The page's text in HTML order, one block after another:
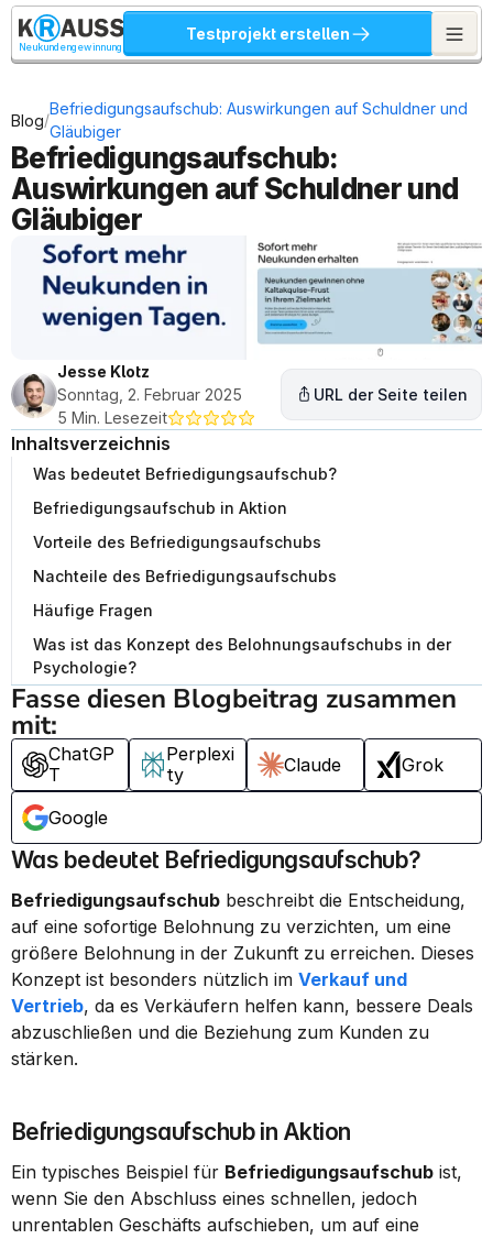
Neukundengewinnung
Testprojekt erstellen
Blog/
Befriedigungsaufschub: Auswirkungen auf Schuldner und
Gläubiger
Befriedigungsaufschub:
Auswirkungen auf Schuldner und
Gläubiger
Jesse Klotz
Sonntag, 2. Februar 2025
5 Min. Lesezeit
URL der Seite teilen
Inhaltsverzeichnis
Was bedeutet Befriedigungsaufschub?
Befriedigungsaufschub in Aktion
Vorteile des Befriedigungsaufschubs
Nachteile des Befriedigungsaufschubs
Häufige Fragen
Was ist das Konzept des Belohnungsaufschubs in der
Psychologie?
Fasse diesen Blogbeitrag zusammen
mit:
ChatGP
T
Perplexi
ty
Claude Grok
Google
Was bedeutet Befriedigungsaufschub?
Befriedigungsaufschub beschreibt die Entscheidung,
auf eine sofortige Belohnung zu verzichten, um eine
größere Belohnung in der Zukunft zu erreichen. Dieses
Konzept ist besonders nützlich im Verkauf und
Vertrieb, da es Verkäufern helfen kann, bessere Deals
abzuschließen und die Beziehung zum Kunden zu
stärken.
Befriedigungsaufschub in Aktion
Ein typisches Beispiel für Befriedigungsaufschub ist,
wenn Sie den Abschluss eines schnellen, jedoch
unrentablen Geschäfts aufschieben, um auf eine